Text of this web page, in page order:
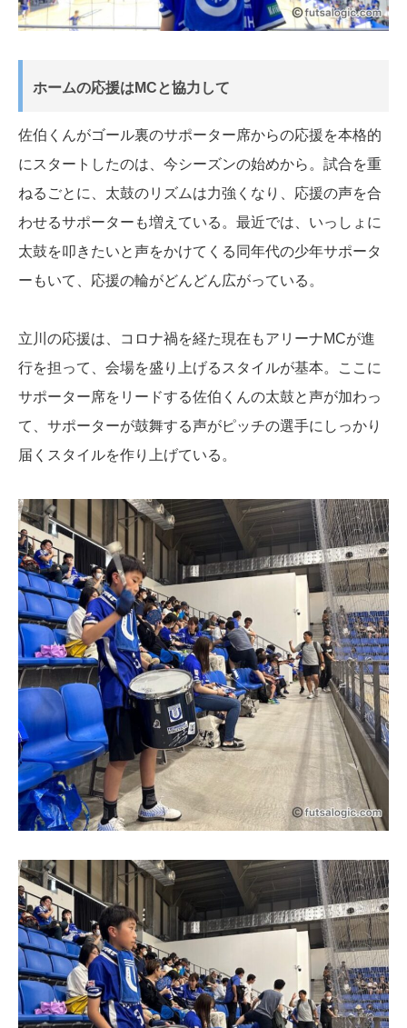
ホームの応援はMCと協力して
佐伯くんがゴール裏のサポーター席からの応援を本格的
にスタートしたのは、今シーズンの始めから。試合を重
ねるごとに、太鼓のリズムは力強くなり、応援の声を合
わせるサポーターも増えている。最近では、いっしょに
太鼓を叩きたいと声をかけてくる同年代の少年サポータ
ーもいて、応援の輪がどんどん広がっている。
立川の応援は、コロナ禍を経た現在もアリーナMCが進
行を担って、会場を盛り上げるスタイルが基本。ここに
サポーター席をリードする佐伯くんの太鼓と声が加わっ
て、サポーターが鼓舞する声がピッチの選手にしっかり
届くスタイルを作り上げている。